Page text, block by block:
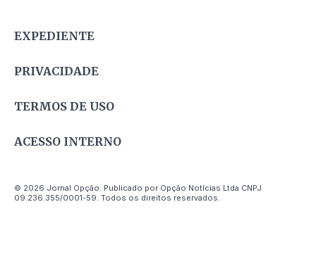
EXPEDIENTE
PRIVACIDADE
TERMOS DE USO
ACESSO INTERNO
© 2026 Jornal Opção. Publicado por Opção Notícias Ltda CNPJ
09.236.355/0001-59. Todos os direitos reservados.